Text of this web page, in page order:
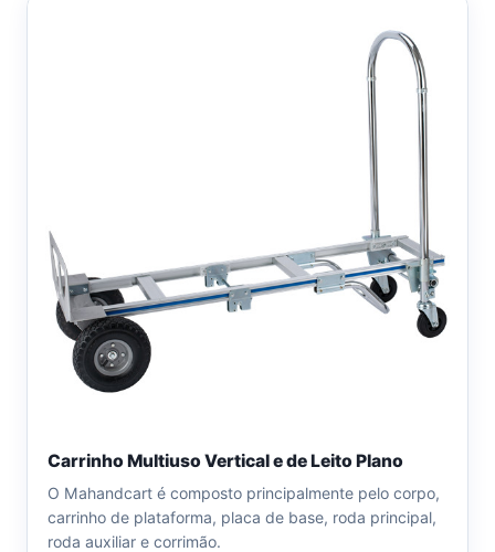
Carrinho Multiuso Vertical e de Leito Plano
O Mahandcart é composto principalmente pelo corpo,
carrinho de plataforma, placa de base, roda principal,
roda auxiliar e corrimão.